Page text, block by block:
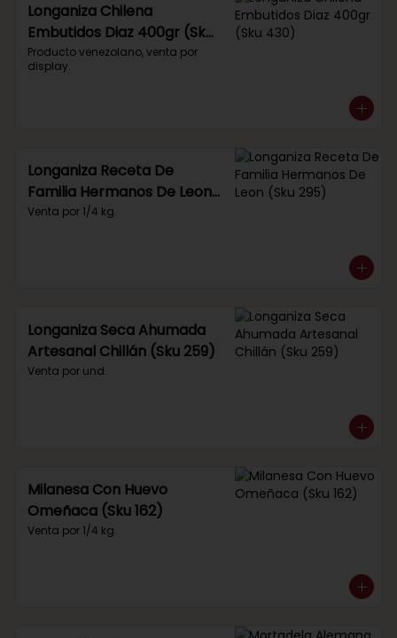
Longaniza Chilena
Embutidos Diaz 400gr (Sku
430)
Producto venezolano, venta por
display.
Longaniza Receta De
Familia Hermanos De Leon
(Sku 295)
Venta por 1/4 kg.
Longaniza Seca Ahumada
Artesanal Chillán (Sku 259)
Venta por und.
Milanesa Con Huevo
Omeñaca (Sku 162)
Venta por 1/4 kg.